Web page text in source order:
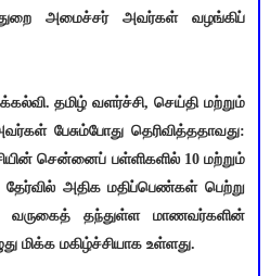
அமைச்சர் அவர்கள் வழங்கிப்
தமிழ் வளர்ச்சி, செய்தி மற்றும்
பேசும்போது தெரிவித்ததாவது:
சென்னைப் பள்ளிகளில் 10 மற்றும்
தேர்வில் அதிக மதிப்பெண்கள் பெற்று
தந்துள்ள மாணவர்களின்
மிக்க மகிழ்ச்சியாக உள்ளது.